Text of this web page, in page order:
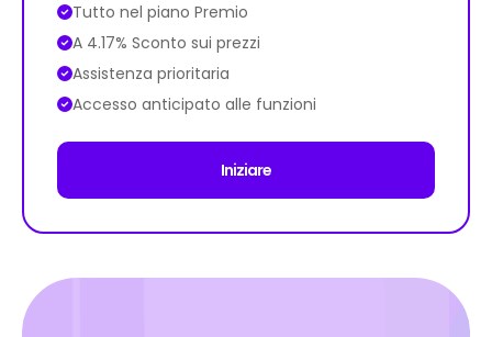
Tutto nel piano Premio
A 4.17% Sconto sui prezzi
Assistenza prioritaria
Accesso anticipato alle funzioni
Iniziare